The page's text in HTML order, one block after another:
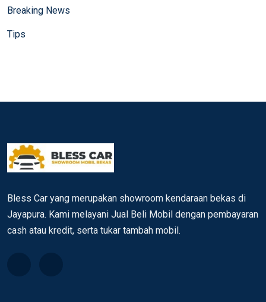
Breaking News
Tips
Bless Car yang merupakan showroom kendaraan bekas di
Jayapura. Kami melayani Jual Beli Mobil dengan pembayaran
cash atau kredit, serta tukar tambah mobil.